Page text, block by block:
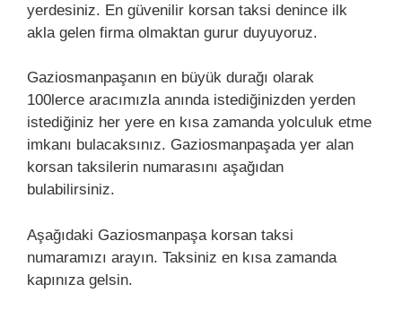
yerdesiniz. En güvenilir korsan taksi denince ilk
akla gelen firma olmaktan gurur duyuyoruz.
Gaziosmanpaşanın en büyük durağı olarak
100lerce aracımızla anında istediğinizden yerden
istediğiniz her yere en kısa zamanda yolculuk etme
imkanı bulacaksınız. Gaziosmanpaşada yer alan
korsan taksilerin numarasını aşağıdan
bulabilirsiniz.
Aşağıdaki Gaziosmanpaşa korsan taksi
numaramızı arayın. Taksiniz en kısa zamanda
kapınıza gelsin.